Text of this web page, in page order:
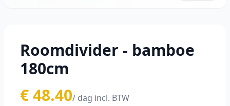
Roomdivider - bamboe
180cm
€ 48.40/ dag incl. BTW